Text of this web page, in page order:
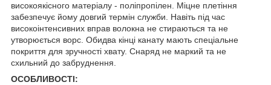
високоякісного матеріалу - поліпропілен. Міцне плетіння
забезпечує йому довгий термін служби. Навіть під час
високоінтенсивних вправ волокна не стираються та не
утворюється ворс. Обидва кінці канату мають спеціальне
покриття для зручності хвату. Снаряд не маркий та не
схильний до забруднення.
ОСОБЛИВОСТІ: